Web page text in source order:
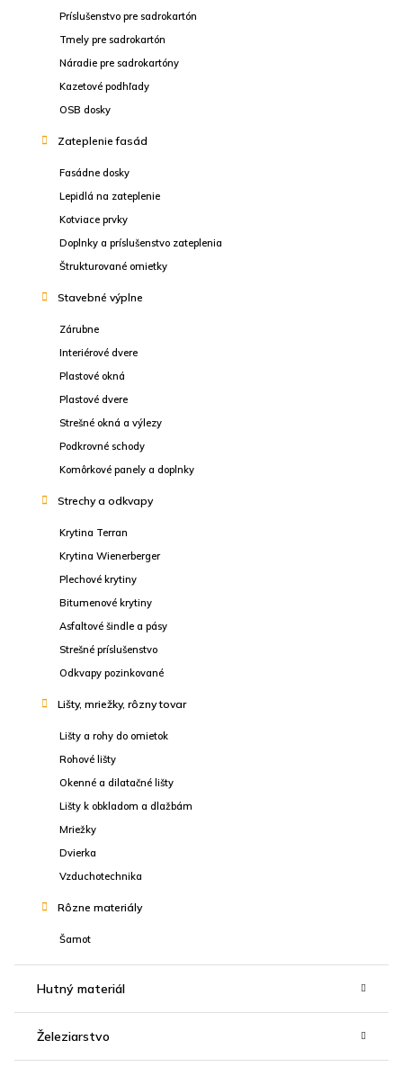
Príslušenstvo pre sadrokartón
Tmely pre sadrokartón
Náradie pre sadrokartóny
Kazetové podhľady
OSB dosky
Zateplenie fasád
Fasádne dosky
Lepidlá na zateplenie
Kotviace prvky
Doplnky a príslušenstvo zateplenia
Štrukturované omietky
Stavebné výplne
Zárubne
Interiérové dvere
Plastové okná
Plastové dvere
Strešné okná a výlezy
Podkrovné schody
Komôrkové panely a doplnky
Strechy a odkvapy
Krytina Terran
Krytina Wienerberger
Plechové krytiny
Bitumenové krytiny
Asfaltové šindle a pásy
Strešné príslušenstvo
Odkvapy pozinkované
Lišty, mriežky, rôzny tovar
Lišty a rohy do omietok
Rohové lišty
Okenné a dilatačné lišty
Lišty k obkladom a dlažbám
Mriežky
Dvierka
Vzduchotechnika
Rôzne materiály
Šamot
Hutný materiál
Železiarstvo